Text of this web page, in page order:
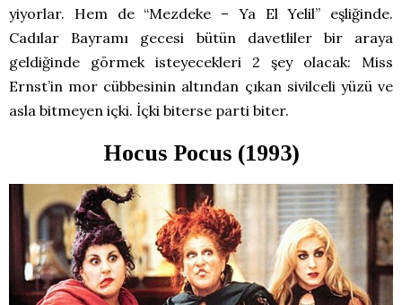
yiyorlar. Hem de “Mezdeke – Ya El Yelil” eşliğinde.
Cadılar Bayramı gecesi bütün davetliler bir araya
geldiğinde görmek isteyecekleri 2 şey olacak: Miss
Ernst’in mor cübbesinin altından çıkan sivilceli yüzü ve
asla bitmeyen içki. İçki biterse parti biter.
Hocus Pocus (1993)